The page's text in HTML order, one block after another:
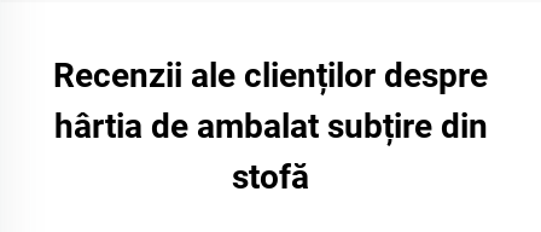
Recenzii ale clienților despre
hârtia de ambalat subțire din
stofă